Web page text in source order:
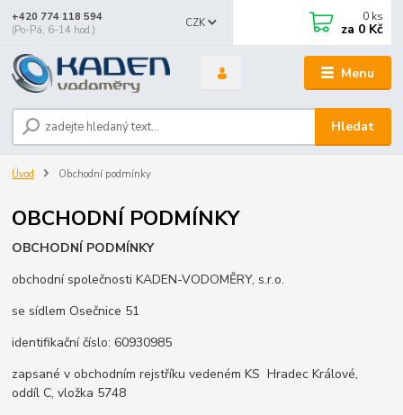
Menu
CZK
Hledat
+420 774 118 594
(Po-Pá, 6-14 hod.)
0 ks
za 0 Kč
Úvod Obchodní podmínky
OBCHODNÍ PODMÍNKY
OBCHODNÍ PODMÍNKY
obchodní společnosti KADEN-VODOMĚRY, s.r.o.
se sídlem Osečnice 51
identifikační číslo: 60930985
zapsané v obchodním rejstříku vedeném KS Hradec Králové,
oddíl C, vložka 5748